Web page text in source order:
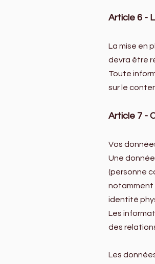
Article 6 -
La mise en
devra être
Toute
sur le
Article 7 -
Vos
Une
(personne
notamment
identité
Les
des
Les